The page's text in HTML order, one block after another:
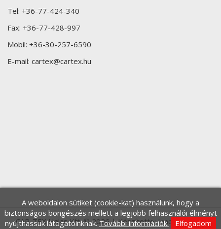
Tel: +36-77-424-340
Fax: +36-77-428-997
Mobil: +36-30-257-6590
E-mail: cartex@cartex.hu
CAR-TEX Halas Kft. © 2026 | Készítette:Innovip.hu Kft.
A weboldalon sütiket (cookie-kat) használunk, hogy a
biztonságos böngészés mellett a legjobb felhasználói élményt
nyújthassuk látogatóinknak.További információk. Elfogadom